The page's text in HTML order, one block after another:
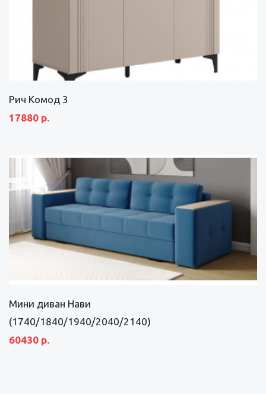
Рич Комод 3
17880 р.
Мини диван Нави
(1740/1840/1940/2040/2140)
60430 р.